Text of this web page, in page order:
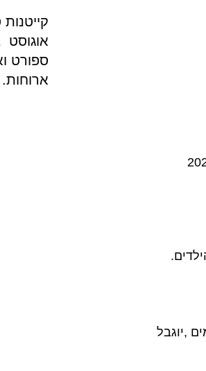
וסיום ההסעות ב-קייטנות קיץ 2025
אדומים ,יוגבל
אוגוסט
ספורט